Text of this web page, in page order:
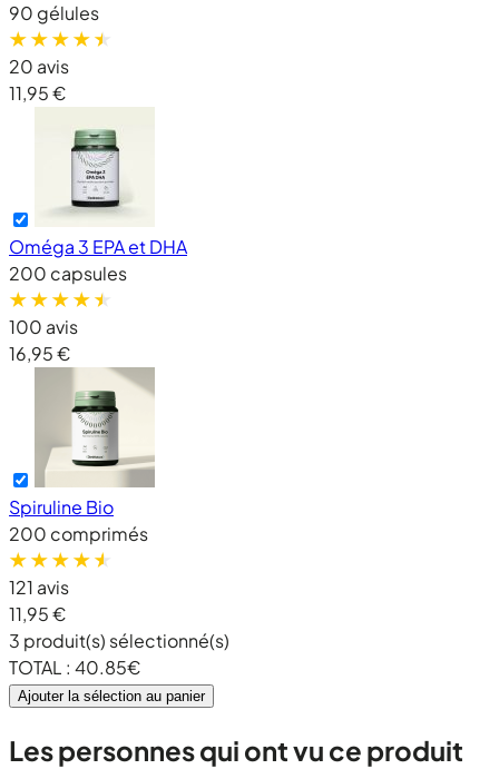
90 gélules
20 avis
11,95 €
Oméga 3 EPA et DHA
200 capsules
100 avis
16,95 €
Spiruline Bio
200 comprimés
121 avis
11,95 €
3 produit(s) sélectionné(s)
TOTAL : 40.85€
Ajouter la sélection au panier
Les personnes qui ont vu ce produit